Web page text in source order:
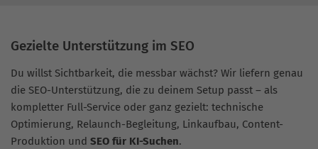
Gezielte Unterstützung im SEO
Du willst Sichtbarkeit, die messbar wächst? Wir liefern genau
die SEO-Unterstützung, die zu deinem Setup passt – als
kompletter Full-Service oder ganz gezielt: technische
Optimierung, Relaunch-Begleitung, Linkaufbau, Content-
Produktion und SEO für KI-Suchen.